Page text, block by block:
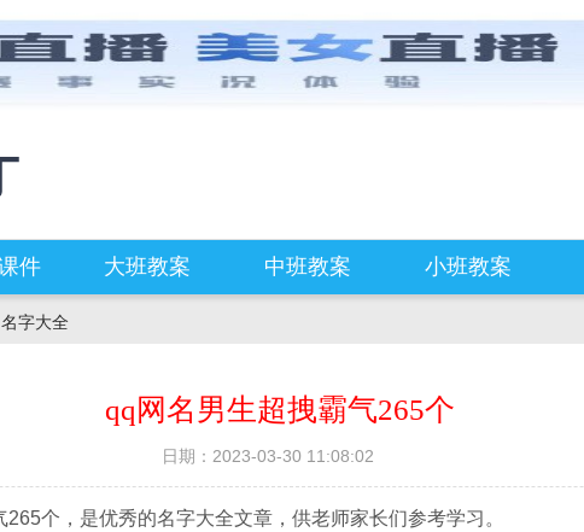
件 大班教案 中班教案 小班教案
名字大全
qq网名男生超拽霸气265个
日期：2023-03-30 11:08:02
个，是优秀的名字大全文章，供老师家长们参考学习。